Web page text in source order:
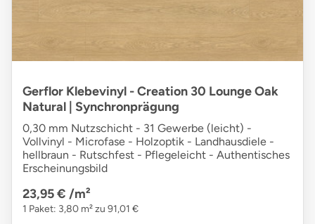
Gerflor Klebevinyl - Creation 30 Lounge Oak
Natural | Synchronprägung
0,30 mm Nutzschicht - 31 Gewerbe (leicht) -
Vollvinyl - Microfase - Holzoptik - Landhausdiele -
hellbraun - Rutschfest - Pflegeleicht - Authentisches
Erscheinungsbild
23,95 € /m²
1 Paket: 3,80 m² zu 91,01 €